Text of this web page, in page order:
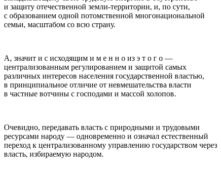
и защиту отечественной земли-территории, и, по сути,
с образованием одной потомственной многонациональной
семьи, масштабом со всю страну.
А, значит и с исходящим и м е н н о из э т о г о —
централизованным регулированием и защитой самых
различных интересов населения государственной властью,
в принципиальное отличие от невмешательства власти
в частные вотчины с господами и массой холопов.
Очевидно, передавать власть с природными и трудовыми
ресурсами народу — одновременно и означал естественный
переход к централизованному управлению государством через
власть, избираемую народом.